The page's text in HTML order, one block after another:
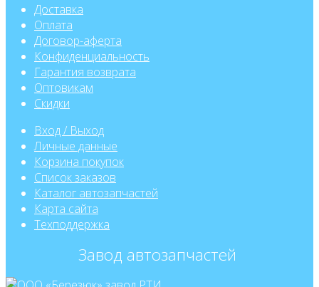
Доставка
Оплата
Договор-аферта
Конфиденциальность
Гарантия возврата
Оптовикам
Скидки
Вход / Выход
Личные данные
Корзина покупок
Список заказов
Каталог автозапчастей
Карта сайта
Техподдержка
Завод автозапчастей